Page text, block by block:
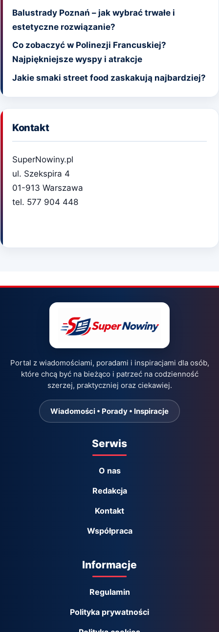
Balustrady Poznań – jak wybrać trwałe i
estetyczne rozwiązanie?
Co zobaczyć w Polinezji Francuskiej?
Najpiękniejsze wyspy i atrakcje
Jakie smaki street food zaskakują najbardziej?
Kontakt
SuperNowiny.pl
ul. Szekspira 4
01-913 Warszawa
tel. 577 904 448
Portal z wiadomościami, poradami i inspiracjami dla osób,
które chcą być na bieżąco i patrzeć na codzienność
szerzej, praktyczniej oraz ciekawiej.
Wiadomości • Porady • Inspiracje
Serwis
O nas
Redakcja
Kontakt
Współpraca
Informacje
Regulamin
Polityka prywatności